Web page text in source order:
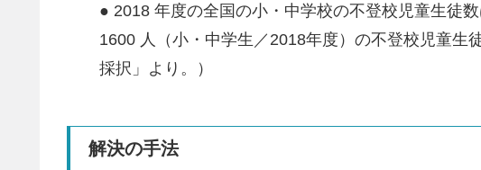
● 2018 年度の全国の小・中学校の不登校児童生徒
1600 人（小・中学生／2018年度）の不登校児童生
採択」より。）
解決の手法